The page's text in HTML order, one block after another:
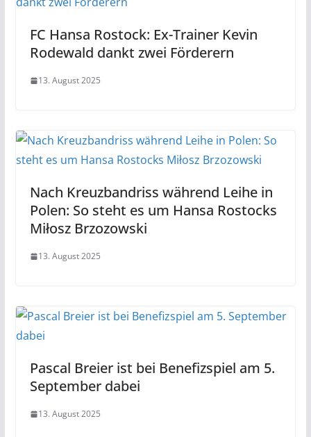
FC Hansa Rostock: Ex-Trainer Kevin
Rodewald dankt zwei Förderern
13. August 2025
Nach Kreuzbandriss während Leihe in
Polen: So steht es um Hansa Rostocks
Miłosz Brzozowski
13. August 2025
Pascal Breier ist bei Benefizspiel am 5.
September dabei
13. August 2025